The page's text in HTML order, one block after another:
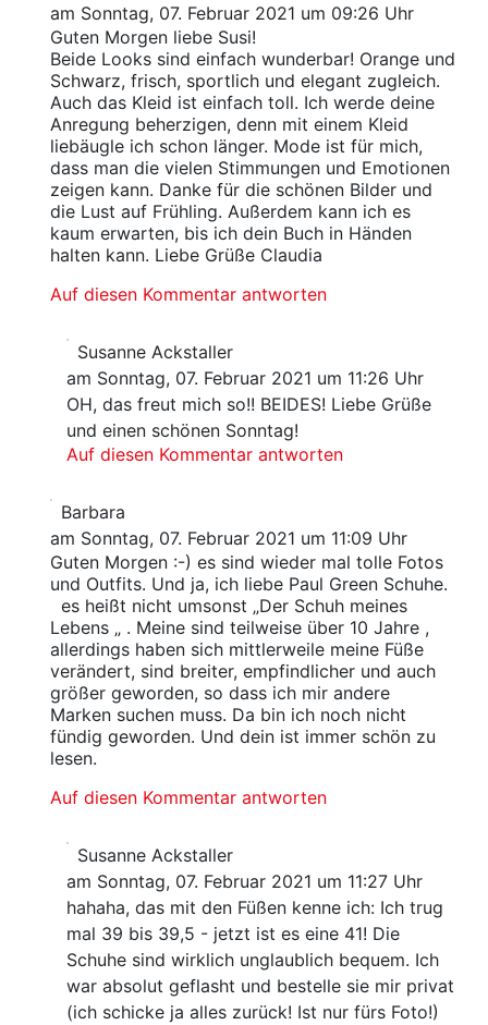
am Sonntag, 07. Februar 2021 um 09:26 Uhr
Guten Morgen liebe Susi!
Beide Looks sind einfach wunderbar! Orange und
Schwarz, frisch, sportlich und elegant zugleich.
Auch das Kleid ist einfach toll. Ich werde deine
Anregung beherzigen, denn mit einem Kleid
liebäugle ich schon länger. Mode ist für mich,
dass man die vielen Stimmungen und Emotionen
zeigen kann. Danke für die schönen Bilder und
die Lust auf Frühling. Außerdem kann ich es
kaum erwarten, bis ich dein Buch in Händen
halten kann. Liebe Grüße Claudia
Auf diesen Kommentar antworten
Susanne Ackstaller
am Sonntag, 07. Februar 2021 um 11:26 Uhr
OH, das freut mich so!! BEIDES! Liebe Grüße
und einen schönen Sonntag!
Auf diesen Kommentar antworten
Barbara
am Sonntag, 07. Februar 2021 um 11:09 Uhr
Guten Morgen :-) es sind wieder mal tolle Fotos
und Outfits. Und ja, ich liebe Paul Green Schuhe.
es heißt nicht umsonst „Der Schuh meines
Lebens „ . Meine sind teilweise über 10 Jahre ,
allerdings haben sich mittlerweile meine Füße
verändert, sind breiter, empfindlicher und auch
größer geworden, so dass ich mir andere
Marken suchen muss. Da bin ich noch nicht
fündig geworden. Und dein ist immer schön zu
lesen.
Auf diesen Kommentar antworten
Susanne Ackstaller
am Sonntag, 07. Februar 2021 um 11:27 Uhr
hahaha, das mit den Füßen kenne ich: Ich trug
mal 39 bis 39,5 - jetzt ist es eine 41! Die
Schuhe sind wirklich unglaublich bequem. Ich
war absolut geflasht und bestelle sie mir privat
(ich schicke ja alles zurück! Ist nur fürs Foto!)